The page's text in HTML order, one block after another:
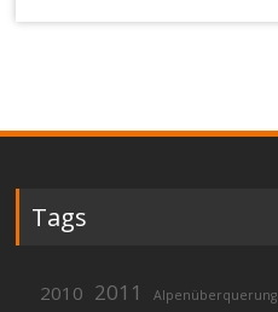
Tags
2010 2011 Alpenüberquerung